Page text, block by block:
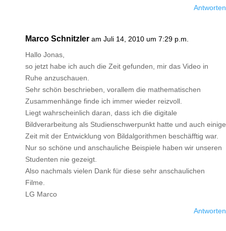
Antworten
Marco Schnitzler am Juli 14, 2010 um 7:29 p.m.
Hallo Jonas,
so jetzt habe ich auch die Zeit gefunden, mir das Video in
Ruhe anzuschauen.
Sehr schön beschrieben, vorallem die mathematischen
Zusammenhänge finde ich immer wieder reizvoll.
Liegt wahrscheinlich daran, dass ich die digitale
Bildverarbeitung als Studienschwerpunkt hatte und auch einige
Zeit mit der Entwicklung von Bildalgorithmen beschäfftig war.
Nur so schöne und anschauliche Beispiele haben wir unseren
Studenten nie gezeigt.
Also nachmals vielen Dank für diese sehr anschaulichen
Filme.
LG Marco
Antworten